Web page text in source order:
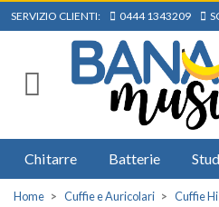
SERVIZIO CLIENTI: 0444 1343209
Chitarre Batterie
Home Cuffie e Auricolari Cuffie